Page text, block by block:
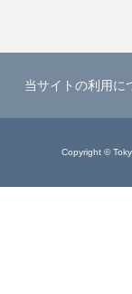
当サイトの利用に
Copyright ©